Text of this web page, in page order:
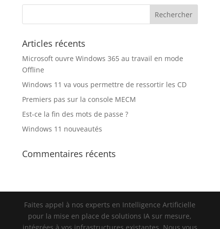
Articles récents
Microsoft ouvre Windows 365 au travail en mode
Offline
Windows 11 va vous permettre de ressortir les CD
Premiers pas sur la console MECM
Est-ce la fin des mots de passe ?
Windows 11 nouveautés
Commentaires récents
Faites appel à nos experts en Intelligence Artificielle
pour la mise en place de solutions IA sur mesure,